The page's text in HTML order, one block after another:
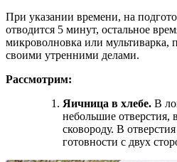
При указании времени, на
отводится 5 минут, остальное
микроволновка или мультиварка,
своими утренними делами.
Рассмотрим:
Яичница в хлебе. В
небольшие отверстия,
сковороду. В
готовности с двух